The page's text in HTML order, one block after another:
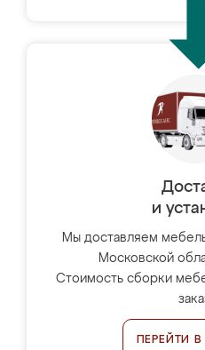
и
Мы доставляем
Московской
Стоимость сборки
ПЕРЕЙТИ